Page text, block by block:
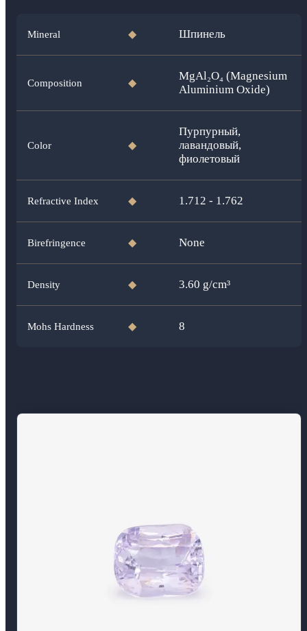
Mineral ◆ Шпинель
Composition ◆
MgAl₂O₄ (Magnesium
Aluminium Oxide)
Color ◆
Пурпурный,
лавандовый,
фиолетовый
Refractive Index ◆ 1.712 - 1.762
Birefringence ◆ None
Density ◆ 3.60 g/cm³
Mohs Hardness ◆ 8